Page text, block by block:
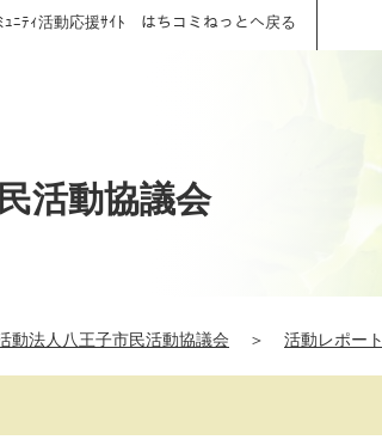
ｭﾆﾃｨ活動応援ｻｲﾄ はちコミねっとへ戻る
活動協議会
動法人八王子市民活動協議会 ＞ 活動レポート